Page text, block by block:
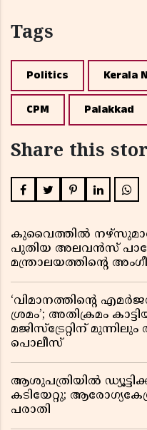
Tags
Politics Kerala
CPM Palakkad
Share this
കുവൈത്തിൽ
പുതിയ അലവൻസ്
മന്ത്രാലയത്തിൻ്റെ
‘വിമാനത്തിൻ്റെ
ശ്രമം’; അതിക്രമം
മജിസ്ട്രേറ്റിന്
പൊലീസ്
ആശുപത്രിയിൽ
കടിയേറ്റു;
പരാതി